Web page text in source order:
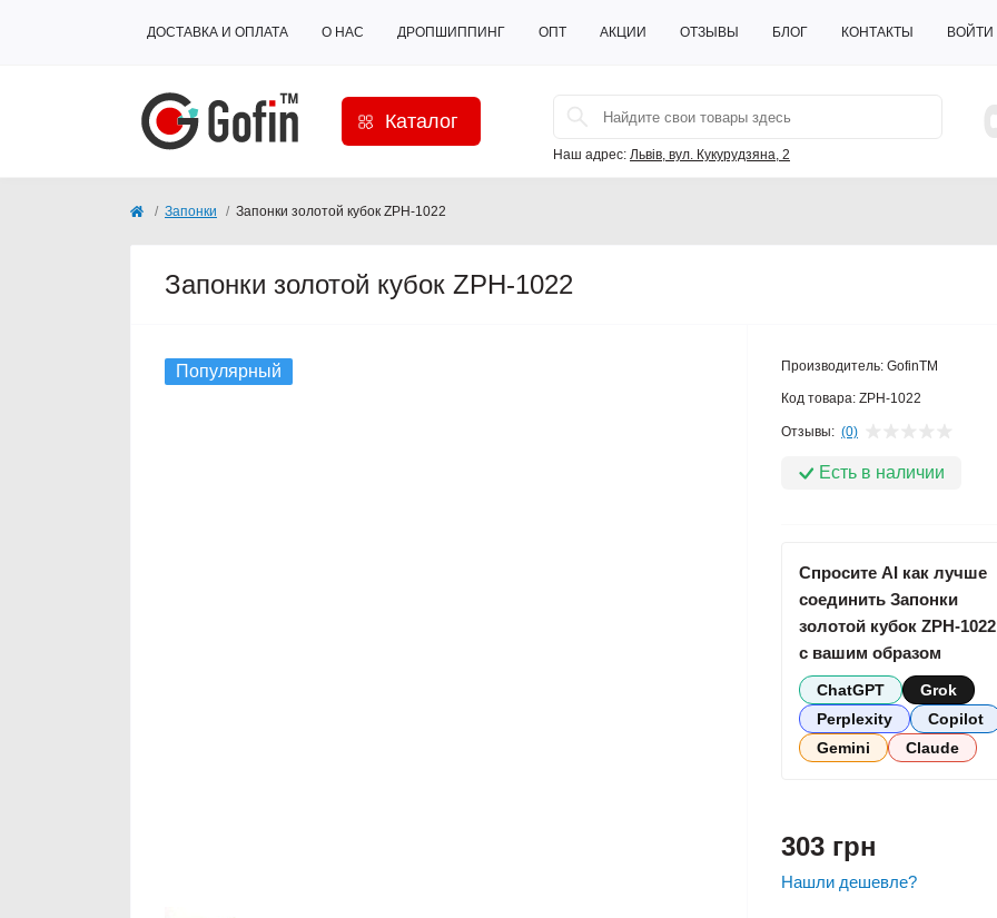
ДОСТАВКА И ОПЛАТА О НАС ДРОПШИППИНГ ОПТ АКЦИИ ОТЗЫВЫ БЛОГ КОНТАКТЫ ВОЙТИ
Каталог
Наш адрес: Львів, вул. Кукурудзяна, 2
Запонки Запонки золотой кубок ZPH-1022
Запонки золотой кубок ZPH-1022
Популярный Производитель: GofinTM
Код товара: ZPH-1022
Отзывы: (0)
Есть в наличии
Спросите AI как лучше
соединить Запонки
золотой кубок ZPH-1022
с вашим образом
ChatGPT
Grok
Perplexity
Copilot
Gemini
Claude
303 грн
Нашли дешевле?